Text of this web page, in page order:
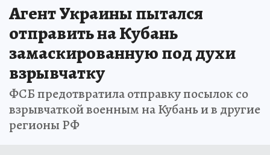
Агент Украины пытался
отправить на Кубань
замаскированную под духи
взрывчатку
ФСБ предотвратила отправку посылок со
взрывчаткой военным на Кубань и в другие
регионы РФ